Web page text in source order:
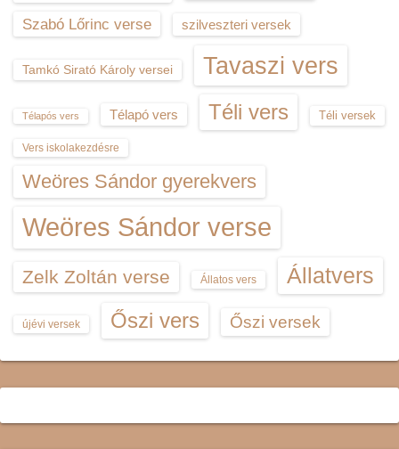
Szabó Lőrinc verse szilveszteri versek
Tamkó Sirató Károly versei Tavaszi vers
Télapós vers Télapó vers Téli vers Téli versek
Vers iskolakezdésre
Weöres Sándor gyerekvers
Weöres Sándor verse
Zelk Zoltán verse Állatos vers Állatvers
újévi versek Őszi vers Őszi versek